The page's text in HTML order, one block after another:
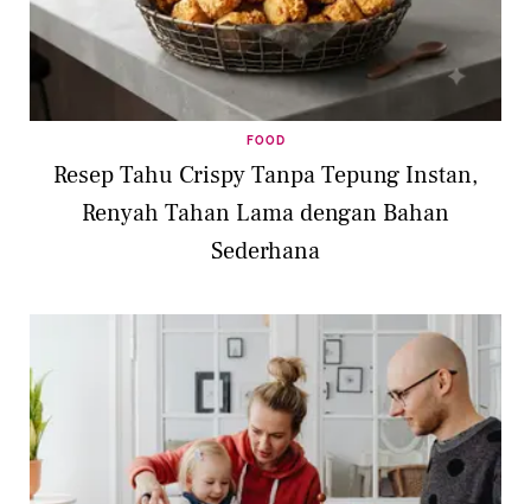
FOOD
Resep Tahu Crispy Tanpa Tepung Instan,
Renyah Tahan Lama dengan Bahan
Sederhana